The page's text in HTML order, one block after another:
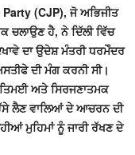
(CJP), ਜੋ ਅਭਿਜੀਤ
ਚਲਾਉਣ ਹੈ, ਨੇ ਦਿੱਲੀ ਵਿੱਚ
ਦਾ ਉਦੇਸ਼ ਮੰਤਰੀ ਧਰਮੇੰਦਰ
ਦੀ ਮੰਗ ਕਰਨੀ ਸੀ।
ਅਤੇ ਸਿਰਜਣਾਤਮਕ
ਲੈਣ ਵਾਲਿਆਂ ਦੇ ਆਚਰਨ ਦੀ
ਮੁਹਿਮਾਂ ਨੂੰ ਜਾਰੀ ਰੱਖਣ ਦੇ